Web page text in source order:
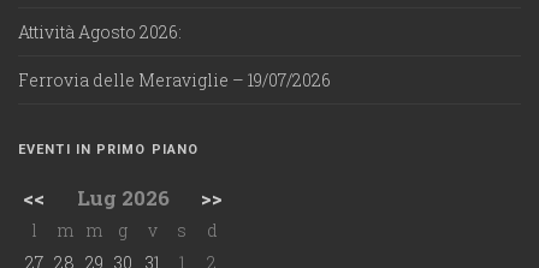
Attività Agosto 2026:
Ferrovia delle Meraviglie – 19/07/2026
EVENTI IN PRIMO PIANO
<< Lug 2026 >>
l m m g v s
d
27 28 29 30 31 1
2